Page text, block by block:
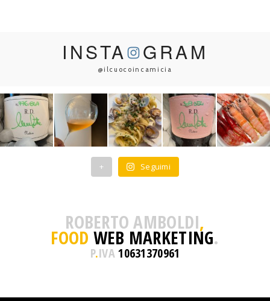
INSTA GRAM
@ilcuocoincamicia
+ Seguimi
ROBERTO AMBOLDI,
FOOD WEB MARKETING.
P.IVA10631370961